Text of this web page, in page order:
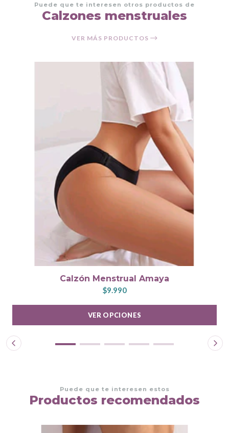
Puede que te interesen otros productos de
Calzones menstruales
VER MÁS PRODUCTOS
Calzón Menstrual Amaya
$9.990
VER OPCIONES
Puede que te interesen estos
Productos recomendados